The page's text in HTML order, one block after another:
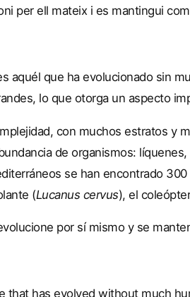
per ell mateix i es mantingui
aquél que ha evolucionado sin
lo que otorga un aspecto
con muchos estratos y
de organismos:
se han encontrado
(Lucanus cervus), el
por sí mismo y se
that has evolved without much